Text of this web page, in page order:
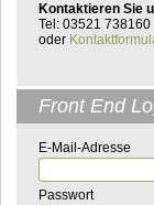
Kontaktieren Sie
Tel: 03521 738160
oder
Front End
E-Mail-Adresse
Passwort